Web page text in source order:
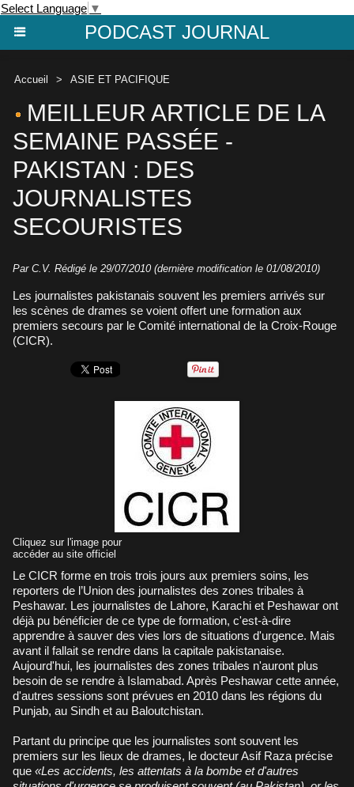
Select Language ▼
PODCAST JOURNAL
Accueil > ASIE ET PACIFIQUE
MEILLEUR ARTICLE DE LA
SEMAINE PASSÉE -
PAKISTAN : DES
JOURNALISTES
SECOURISTES
Par C.V. Rédigé le 29/07/2010 (dernière modification le 01/08/2010)
Les journalistes pakistanais souvent les premiers arrivés sur
les scènes de drames se voient offert une formation aux
premiers secours par le Comité international de la Croix-Rouge
(CICR).
Cliquez sur l'image pour
accéder au site officiel
Le CICR forme en trois trois jours aux premiers soins, les
reporters de l’Union des journalistes des zones tribales à
Peshawar. Les journalistes de Lahore, Karachi et Peshawar ont
déjà pu bénéficier de ce type de formation, c'est-à-dire
apprendre à sauver des vies lors de situations d'urgence. Mais
avant il fallait se rendre dans la capitale pakistanaise.
Aujourd'hui, les journalistes des zones tribales n'auront plus
besoin de se rendre à Islamabad. Après Peshawar cette année,
d'autres sessions sont prévues en 2010 dans les régions du
Punjab, au Sindh et au Baloutchistan.
Partant du principe que les journalistes sont souvent les
premiers sur les lieux de drames, le docteur Asif Raza précise
que «Les accidents, les attentats à la bombe et d'autres